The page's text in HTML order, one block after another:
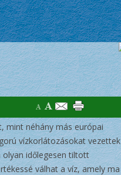
mint néhány más európai
vízkorlátozásokat vezettek
olyan időlegesen tiltott
válhat a víz, amely ma